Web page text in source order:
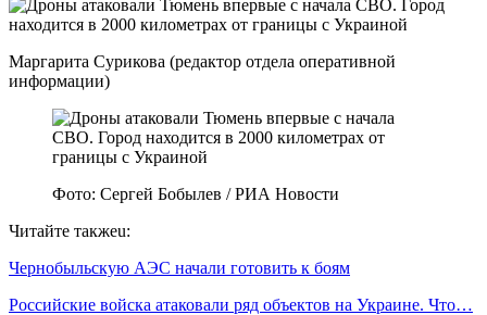
Маргарита Сурикова (редактор отдела оперативной
информации)
Фото: Сергей Бобылев / РИА Новости
Читайте такжеu:
Чернобыльскую АЭС начали готовить к боям
Российские войска атаковали ряд объектов на Украине. Что…